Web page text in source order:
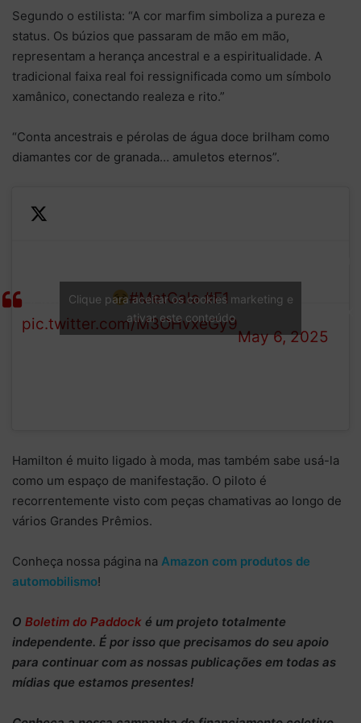
Segundo o estilista: “A cor marfim simboliza a pureza e
status. Os búzios que passaram de mão em mão,
representam a herança ancestral e a espiritualidade. A
tradicional faixa real foi ressignificada como um símbolo
xamânico, conectando realeza e rito.”
“Conta ancestrais e pérolas de água doce brilham como
diamantes cor de granada… amuletos eternos”.
HAMILTON?
#MetGala #F1
pic.twitter.com/M3OHvxeGy9
Grand Prix
(@ausgrandprix)
May 6, 2025
Clique para aceitar os cookies marketing e
ativar este conteúdo
Hamilton é muito ligado à moda, mas também sabe usá-la
como um espaço de manifestação. O piloto é
recorrentemente visto com peças chamativas ao longo de
vários Grandes Prêmios.
Conheça nossa página na Amazon com produtos de
automobilismo!
O Boletim do Paddock é um projeto totalmente
independente. É por isso que precisamos do seu apoio
para continuar com as nossas publicações em todas as
mídias que estamos presentes!